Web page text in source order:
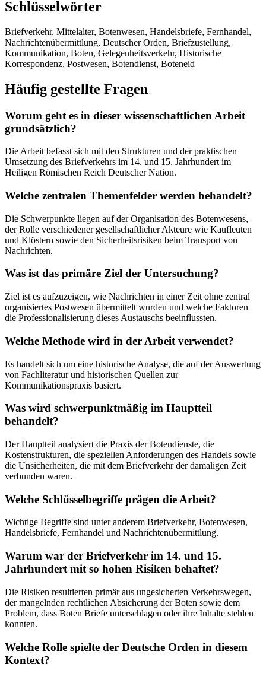
Schlüsselwörter
Briefverkehr, Mittelalter, Botenwesen, Handelsbriefe, Fernhandel,
Nachrichtenübermittlung, Deutscher Orden, Briefzustellung,
Kommunikation, Boten, Gelegenheitsverkehr, Historische
Korrespondenz, Postwesen, Botendienst, Boteneid
Häufig gestellte Fragen
Worum geht es in dieser wissenschaftlichen Arbeit
grundsätzlich?
Die Arbeit befasst sich mit den Strukturen und der praktischen
Umsetzung des Briefverkehrs im 14. und 15. Jahrhundert im
Heiligen Römischen Reich Deutscher Nation.
Welche zentralen Themenfelder werden behandelt?
Die Schwerpunkte liegen auf der Organisation des Botenwesens,
der Rolle verschiedener gesellschaftlicher Akteure wie Kaufleuten
und Klöstern sowie den Sicherheitsrisiken beim Transport von
Nachrichten.
Was ist das primäre Ziel der Untersuchung?
Ziel ist es aufzuzeigen, wie Nachrichten in einer Zeit ohne zentral
organisiertes Postwesen übermittelt wurden und welche Faktoren
die Professionalisierung dieses Austauschs beeinflussten.
Welche Methode wird in der Arbeit verwendet?
Es handelt sich um eine historische Analyse, die auf der Auswertung
von Fachliteratur und historischen Quellen zur
Kommunikationspraxis basiert.
Was wird schwerpunktmäßig im Hauptteil
behandelt?
Der Hauptteil analysiert die Praxis der Botendienste, die
Kostenstrukturen, die speziellen Anforderungen des Handels sowie
die Unsicherheiten, die mit dem Briefverkehr der damaligen Zeit
verbunden waren.
Welche Schlüsselbegriffe prägen die Arbeit?
Wichtige Begriffe sind unter anderem Briefverkehr, Botenwesen,
Handelsbriefe, Fernhandel und Nachrichtenübermittlung.
Warum war der Briefverkehr im 14. und 15.
Jahrhundert mit so hohen Risiken behaftet?
Die Risiken resultierten primär aus ungesicherten Verkehrswegen,
der mangelnden rechtlichen Absicherung der Boten sowie dem
Problem, dass Boten Briefe unterschlagen oder ihre Inhalte stehlen
konnten.
Welche Rolle spielte der Deutsche Orden in diesem
Kontext?